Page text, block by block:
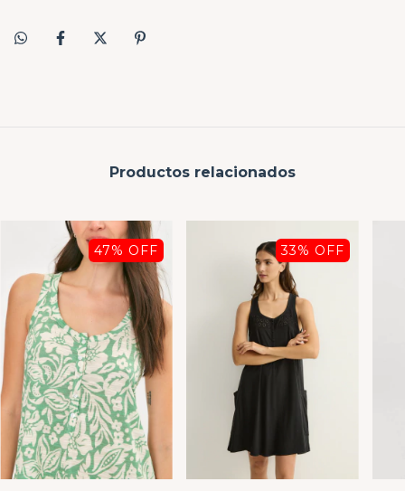
Productos relacionados
47% OFF 33% OFF